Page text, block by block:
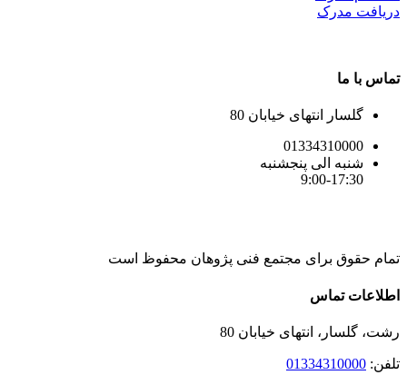
دریافت مدرک
تماس با ما
گلسار انتهای خیابان 80
01334310000
شنبه الی پنجشنبه
9:00-17:30
تمام حقوق برای مجتمع فنی پژوهان محفوظ است
Instagram
LinkedIn
Toggle
Bar
Area
اطلاعات تماس
رشت، گلسار، انتهای خیابان 80
تلفن: 01334310000